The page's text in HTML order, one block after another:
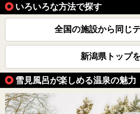
いろいろな方法で探す
全国の施設から同じ
新潟県トップ
雪見風呂が楽しめる温泉の魅力